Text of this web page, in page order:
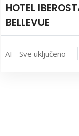
HOTEL
BELLEVUE
AI - Sve uključeno